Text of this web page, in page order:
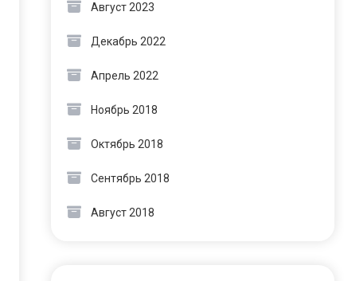
Август 2023
Декабрь 2022
Апрель 2022
Ноябрь 2018
Октябрь 2018
Сентябрь 2018
Август 2018